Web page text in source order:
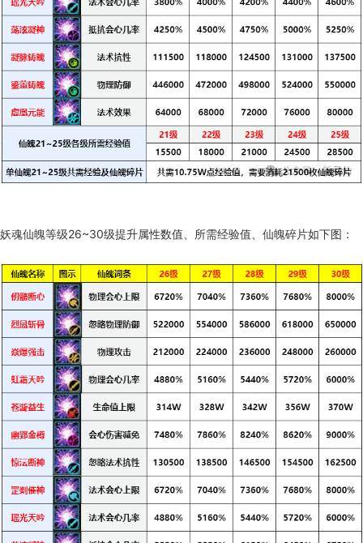
妖魂仙魄等级26~30级提升属性数值、所需经验值、仙魄碎片如下图：